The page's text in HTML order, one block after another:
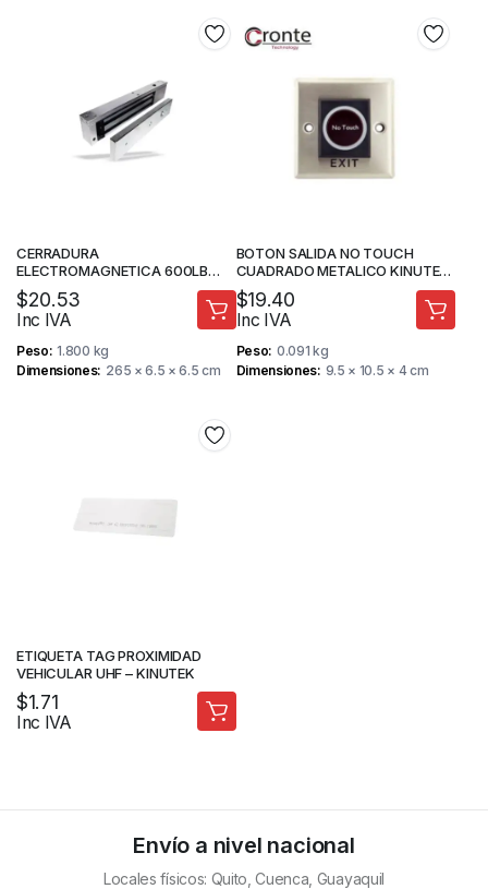
CERRADURA
ELECTROMAGNETICA 600LB
KINUTEK KI-GY280
$20.53
Inc IVA
Peso 1.800 kg
Dimensiones 265 × 6.5 × 6.5 cm
BOTON SALIDA NO TOUCH
CUADRADO METALICO KINUTEK
KI-K1-1
$19.40
Inc IVA
Peso 0.091 kg
Dimensiones 9.5 × 10.5 × 4 cm
ETIQUETA TAG PROXIMIDAD
VEHICULAR UHF – KINUTEK
$1.71
Inc IVA
Envío a nivel nacional
Locales físicos: Quito, Cuenca, Guayaquil